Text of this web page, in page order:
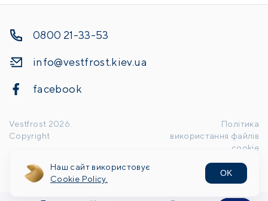
0800 21-33-53
info@vestfrost.kiev.ua
facebook
Vestfrost 2026
Copyright
Політика
використання файлів
cookie
Handcrafted by
Наш сайт використовує
Cookie Policy.
OK